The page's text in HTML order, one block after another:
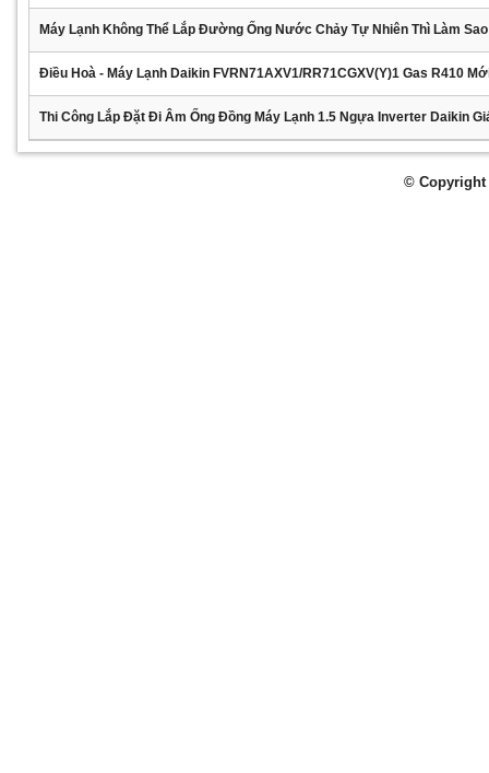
Máy Lạnh Không Thể Lắp Đường Ống Nước Chảy Tự Nhiên Thì Làm
Điều Hoà - Máy Lạnh Daikin FVRN71AXV1/RR71CGXV(Y)1 Gas R410
Thi Công Lắp Đặt Đi Âm Ống Đồng Máy Lạnh 1.5 Ngựa Inverter Daikin
© Copyright